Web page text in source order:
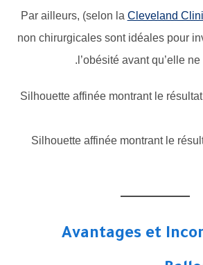
Par ailleurs, (selon la Cleveland
non chirurgicales sont idéales pour
l’obésité avant qu’elle
Silhouette affinée montrant le
Avantages et